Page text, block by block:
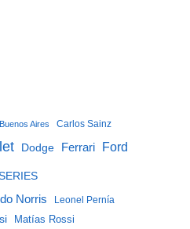
Buenos Aires Carlos Sainz
Dodge Ferrari Ford
Norris Leonel Pernía
Matías Rossi